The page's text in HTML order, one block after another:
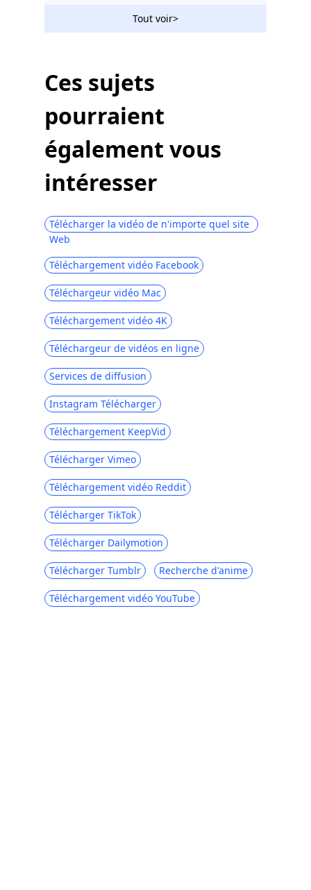
Comment publier une vidéo sur Twitter
[Le guide ultime]
PC et téléphone
Top 4 des convertisseurs vidéo Twitter:
convertir une vidéo pour Twitter
Tout voir>
Ces sujets
pourraient
également vous
intéresser
Télécharger la vidéo de n'importe quel site
Web
Téléchargement vidéo Facebook
Téléchargeur vidéo Mac
Téléchargement vidéo 4K
Téléchargeur de vidéos en ligne
Services de diffusion
Instagram Télécharger
Téléchargement KeepVid
Télécharger Vimeo
Téléchargement vidéo Reddit
Télécharger TikTok
Télécharger Dailymotion
Télécharger Tumblr Recherche d'anime
Téléchargement vidéo YouTube